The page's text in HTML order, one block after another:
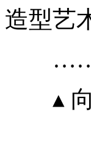
造型艺
▴ 向